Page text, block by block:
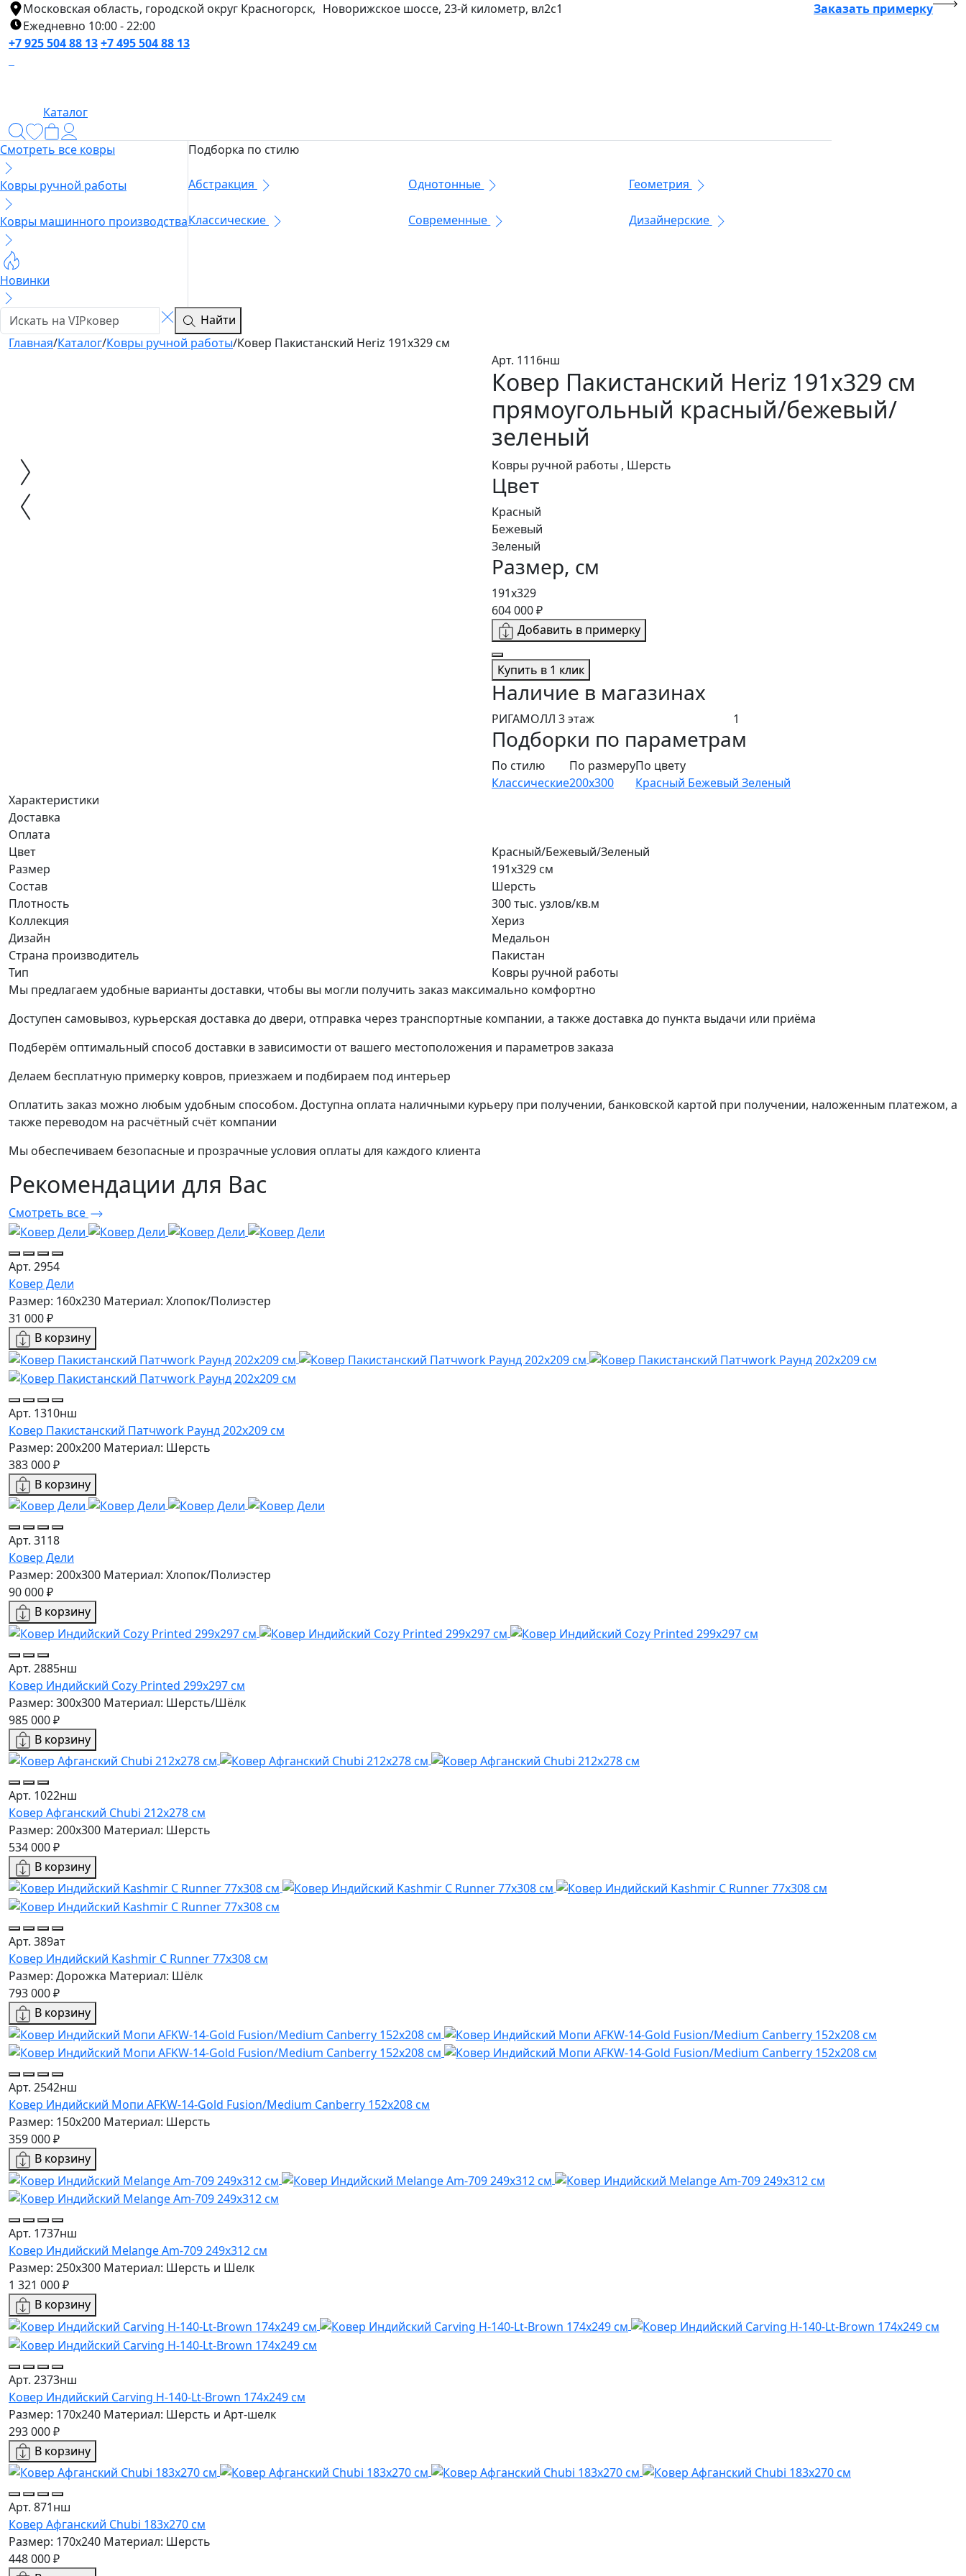
Московская область, городской округ Красногорск, Новорижское шоссе, 23-й километр, вл2с1
Ежедневно 10:00 - 22:00
+7 925 504 88 13+7 495 504 88 13
Заказать примерку
Каталог
Смотреть все ковры
Ковры ручной работы
Ковры машинного производства
Новинки
Подборка по стилю
Абстракция Однотонные Геометрия
Классические Современные Дизайнерские
Найти
Главная/Каталог/Ковры ручной работы/Ковер Пакистанский Heriz 191x329 см
Арт. 1116нш
Ковер Пакистанский Heriz 191x329 см
прямоугольный красный/бежевый/
зеленый
Ковры ручной работы , Шерсть
Цвет
Красный
Бежевый
Зеленый
Размер, см
191x329
604 000 ₽
Добавить в примерку
Купить в 1 клик
Наличие в магазинах
РИГАМОЛЛ 3 этаж 1
Подборки по параметрам
По стилю
Классические
По размеру
200x300
По цвету
Красный Бежевый Зеленый
Характеристики
Доставка
Оплата
Цвет
Красный/Бежевый/Зеленый
Размер
191x329 см
Состав
Шерсть
Плотность
300 тыс. узлов/кв.м
Коллекция
Хериз
Дизайн
Медальон
Страна производитель
Пакистан
Тип
Ковры ручной работы
Мы предлагаем удобные варианты доставки, чтобы вы могли получить заказ максимально комфортно
Доступен самовывоз, курьерская доставка до двери, отправка через транспортные компании, а также доставка до пункта выдачи или приёма
Подберём оптимальный способ доставки в зависимости от вашего местоположения и параметров заказа
Делаем бесплатную примерку ковров, приезжаем и подбираем под интерьер
Оплатить заказ можно любым удобным способом. Доступна оплата наличными курьеру при получении, банковской картой при получении, наложенным платежом, а
также переводом на расчётный счёт компании
Мы обеспечиваем безопасные и прозрачные условия оплаты для каждого клиента
Рекомендации для Вас
Смотреть все
Арт. 2954
Ковер Дели
Размер: 160х230 Материал: Хлопок/Полиэстер
31 000 ₽
В корзину
Арт. 1310нш
Ковер Пакистанский Патчwork Раунд 202x209 см
Размер: 200x200 Материал: Шерсть
383 000 ₽
В корзину
Арт. 3118
Ковер Дели
Размер: 200х300 Материал: Хлопок/Полиэстер
90 000 ₽
В корзину
Арт. 2885нш
Ковер Индийский Cozy Printed 299x297 см
Размер: 300x300 Материал: Шерсть/Шёлк
985 000 ₽
В корзину
Арт. 1022нш
Ковер Афганский Chubi 212x278 см
Размер: 200x300 Материал: Шерсть
534 000 ₽
В корзину
Арт. 389ат
Ковер Индийский Kashmir C Runner 77x308 см
Размер: Дорожка Материал: Шёлк
793 000 ₽
В корзину
Арт. 2542нш
Ковер Индийский Мопи AFKW-14-Gold Fusion/Medium Canberry 152x208 см
Размер: 150x200 Материал: Шерсть
359 000 ₽
В корзину
Арт. 1737нш
Ковер Индийский Melange Am-709 249x312 см
Размер: 250x300 Материал: Шерсть и Шелк
1 321 000 ₽
В корзину
Арт. 2373нш
Ковер Индийский Carving H-140-Lt-Brown 174x249 см
Размер: 170x240 Материал: Шерсть и Арт-шелк
293 000 ₽
В корзину
Арт. 871нш
Ковер Афганский Chubi 183x270 см
Размер: 170x240 Материал: Шерсть
448 000 ₽